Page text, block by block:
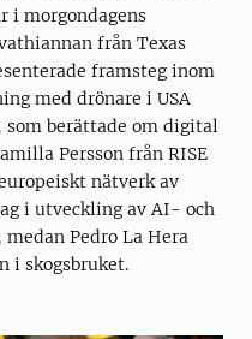
i morgondagens
från Texas
framsteg inom
med drönare i USA
som berättade om digital
Persson från RISE
nätverk av
i utveckling av AI- och
Pedro La Hera
i skogsbruket.